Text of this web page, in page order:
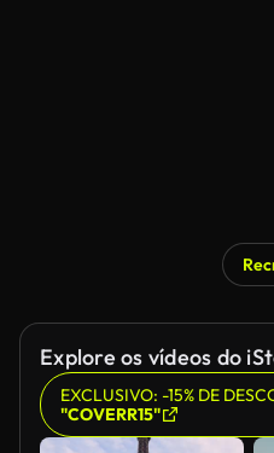
Explore os vídeos do
EXCLUSIVO: -15% DE
"COVERR15"